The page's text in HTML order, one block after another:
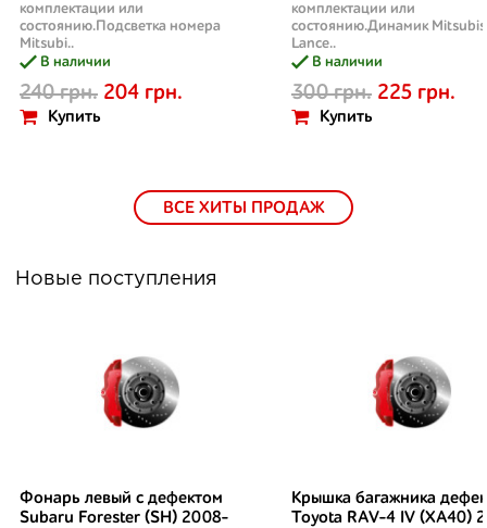
комплектации или
состоянию.Подсветка номера
Mitsubi..
В наличии
240 грн. 204 грн.
Купить
комплектации или
состоянию.Динамик
Lance..
В наличии
300 грн. 225 грн.
Купить
ВСЕ ХИТЫ ПРОДАЖ
Новые поступления
Фонарь левый с дефектом
Subaru Forester (SH) 2008-
Крышка багажника
Toyota RAV-4 IV (XA40)